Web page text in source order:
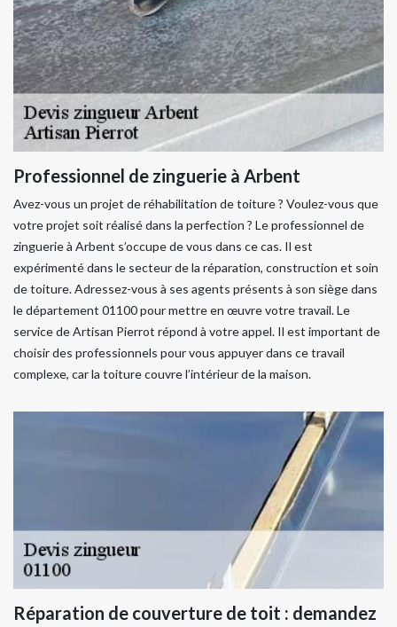
Professionnel de zinguerie à Arbent
Avez-vous un projet de réhabilitation de toiture ? Voulez-vous que
votre projet soit réalisé dans la perfection ? Le professionnel de
zinguerie à Arbent s’occupe de vous dans ce cas. Il est
expérimenté dans le secteur de la réparation, construction et soin
de toiture. Adressez-vous à ses agents présents à son siège dans
le département 01100 pour mettre en œuvre votre travail. Le
service de Artisan Pierrot répond à votre appel. Il est important de
choisir des professionnels pour vous appuyer dans ce travail
complexe, car la toiture couvre l’intérieur de la maison.
Réparation de couverture de toit : demandez